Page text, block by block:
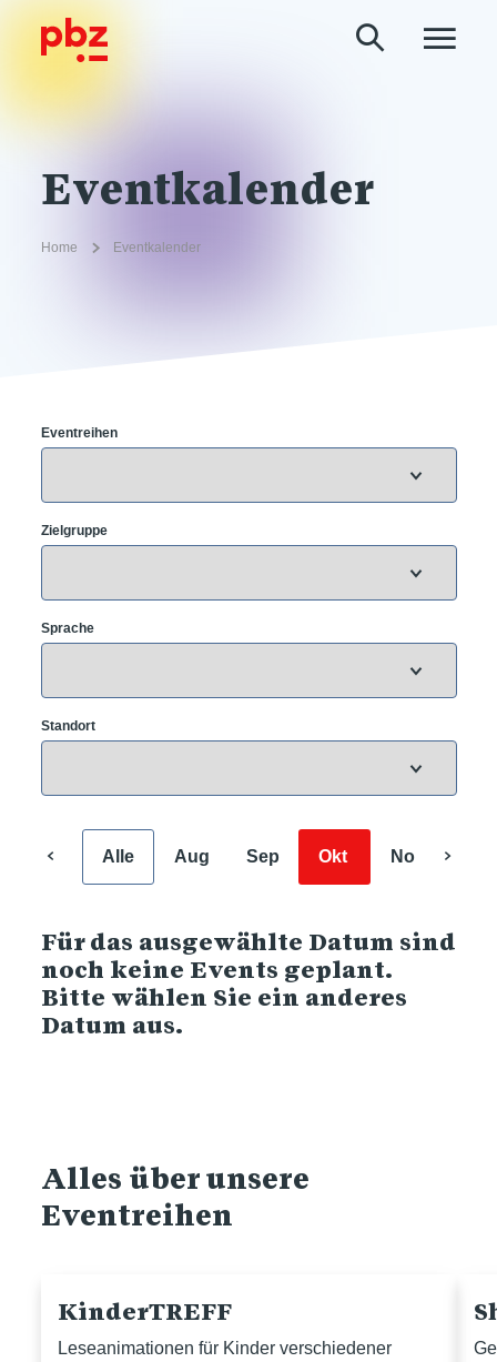
Eventkalender
Home Eventkalender
Eventreihen
Zielgruppe
Sprache
Standort
Alle Aug Sep Okt Nov
Für das ausgewählte Datum sind
noch keine Events geplant.
Bitte wählen Sie ein anderes
Datum aus.
Alles über unsere
Eventreihen
KinderTREFF
Leseanimationen für Kinder verschiedener